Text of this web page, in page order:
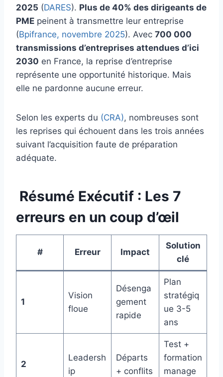
2025 (DARES). Plus de 40% des dirigeants de
PME peinent à transmettre leur entreprise
(Bpifrance, novembre 2025). Avec 700 000
transmissions d’entreprises attendues d’ici
2030 en France, la reprise d’entreprise
représente une opportunité historique. Mais
elle ne pardonne aucune erreur.
Selon les experts du (CRA), nombreuses sont
les reprises qui échouent dans les trois années
suivant l’acquisition faute de préparation
adéquate.
Résumé Exécutif : Les 7
erreurs en un coup d’œil
# Erreur Impact
Solution
clé
1
Vision
floue
Désenga
gement
rapide
Plan
stratégiq
ue 3-5
ans
2
Leadersh
ip
Départs
+ conflits
Test +
formation
manage